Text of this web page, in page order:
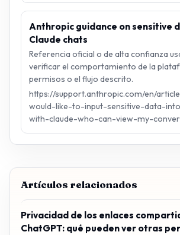
Anthropic guidance on sensitive
Claude chats
Referencia oficial o de alta confianza
verificar el comportamiento de la
permisos o el flujo descrito.
https://support.anthropic.com/en/
would-like-to-input-sensitive-data-
with-claude-who-can-view-my-
Artículos relacionados
Privacidad de los enlaces
ChatGPT: qué pueden ver otras